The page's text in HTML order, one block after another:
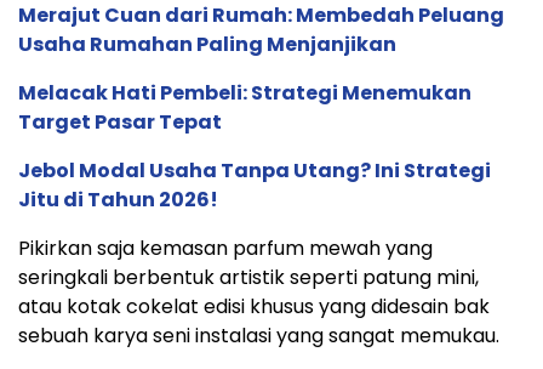
Merajut Cuan dari Rumah: Membedah Peluang
Usaha Rumahan Paling Menjanjikan
Melacak Hati Pembeli: Strategi Menemukan
Target Pasar Tepat
Jebol Modal Usaha Tanpa Utang? Ini Strategi
Jitu di Tahun 2026!
Pikirkan saja kemasan parfum mewah yang
seringkali berbentuk artistik seperti patung mini,
atau kotak cokelat edisi khusus yang didesain bak
sebuah karya seni instalasi yang sangat memukau.